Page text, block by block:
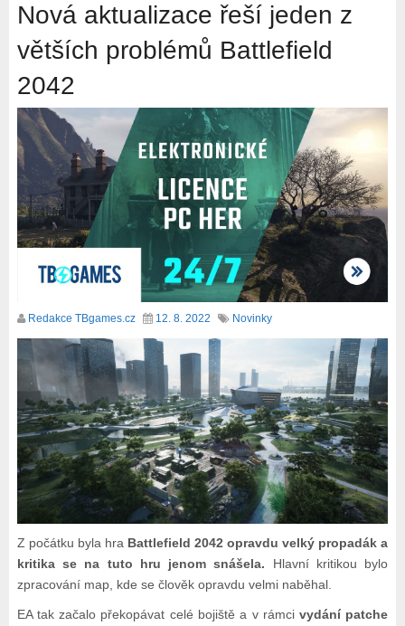
Nová aktualizace řeší jeden z
větších problémů Battlefield
2042
Redakce TBgames.cz 12. 8. 2022 Novinky
Z počátku byla hra Battlefield 2042 opravdu velký propadák a
kritika se na tuto hru jenom snášela. Hlavní kritikou bylo
zpracování map, kde se člověk opravdu velmi naběhal.
EA tak začalo překopávat celé bojiště a v rámcivydání patche